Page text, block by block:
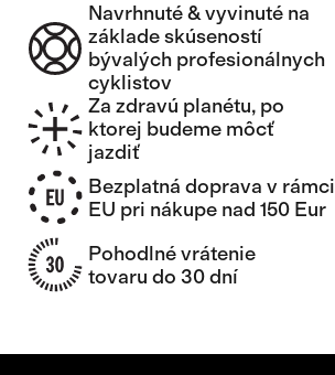
Navrhnuté & vyvinuté na
základe skúseností
bývalých profesionálnych
cyklistov
Za zdravú planétu, po
ktorej budeme môcť
jazdiť
Bezplatná doprava v rámci
EU pri nákupe nad 150 Eur
Pohodlné vrátenie
tovaru do 30 dní